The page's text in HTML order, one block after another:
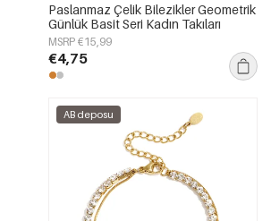
Paslanmaz Çelik Bilezikler Geometrik
Günlük Basit Seri Kadın Takıları
MSRP €15,99
€4,75
AB deposu